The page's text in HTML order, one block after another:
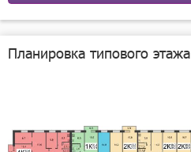
Планировка типового этажа